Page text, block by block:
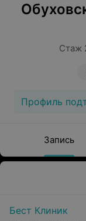
Стаж
Профиль
Запись
Бест Клиник